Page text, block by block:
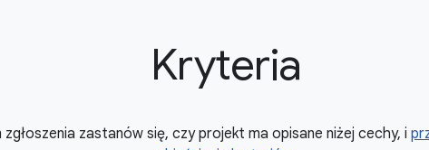
Kryteria
zgłoszenia zastanów się, czy projekt ma opisane niżej cechy, i